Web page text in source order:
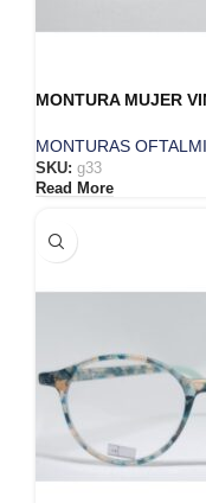
MONTURA MUJER
MONTURAS
SKU: g33
Read More